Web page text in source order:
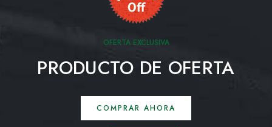
OFERTA EXCLUSIVA
PRODUCTO DE OFERTA
COMPRAR AHORA